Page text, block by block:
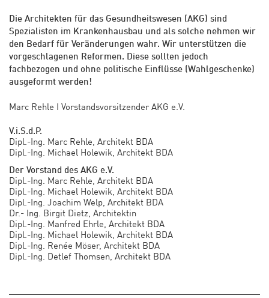
Die Architekten für das Gesundheitswesen (AKG) sind
Spezialisten im Krankenhausbau und als solche nehmen wir
den Bedarf für Veränderungen wahr. Wir unterstützen die
vorgeschlagenen Reformen. Diese sollten jedoch
fachbezogen und ohne politische Einflüsse (Wahlgeschenke)
ausgeformt werden!
Marc Rehle I Vorstandsvorsitzender AKG e.V.
V.i.S.d.P.
Dipl.-Ing. Marc Rehle, Architekt BDA
Dipl.-Ing. Michael Holewik, Architekt BDA
Der Vorstand des AKG e.V.
Dipl.-Ing. Marc Rehle, Architekt BDA
Dipl.-Ing. Michael Holewik, Architekt BDA
Dipl.-Ing. Joachim Welp, Architekt BDA
Dr.- Ing. Birgit Dietz, Architektin
Dipl.-Ing. Manfred Ehrle, Architekt BDA
Dipl.-Ing. Michael Holewik, Architekt BDA
Dipl.-Ing. Renée Möser, Architekt BDA
Dipl.-Ing. Detlef Thomsen, Architekt BDA